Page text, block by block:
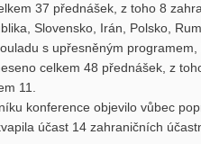
37 přednášek, z toho 8
Slovensko, Irán, Polsko,
s upřesněným
celkem 48 přednášek, z
11.
konference objevilo vůbec
účast 14 zahraničních